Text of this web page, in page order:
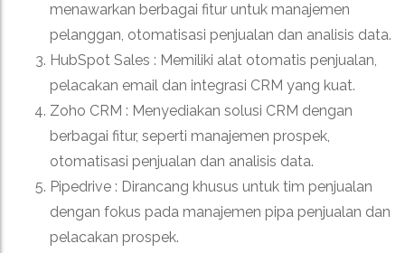
menawarkan berbagai fitur untuk manajemen
pelanggan, otomatisasi penjualan dan analisis data.
HubSpot Sales : Memiliki alat otomatis penjualan,
pelacakan email dan integrasi CRM yang kuat.
Zoho CRM : Menyediakan solusi CRM dengan
berbagai fitur, seperti manajemen prospek,
otomatisasi penjualan dan analisis data.
Pipedrive : Dirancang khusus untuk tim penjualan
dengan fokus pada manajemen pipa penjualan dan
pelacakan prospek.